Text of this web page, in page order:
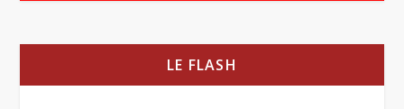
LE FLASH